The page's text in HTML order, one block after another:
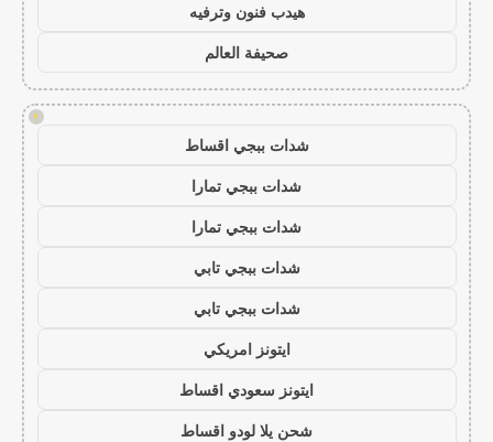
هيدب فنون وترفيه
صحيفة العالم
!
شدات ببجي اقساط
شدات ببجي تمارا
شدات ببجي تمارا
شدات ببجي تابي
شدات ببجي تابي
ايتونز امريكي
ايتونز سعودي اقساط
شحن يلا لودو اقساط